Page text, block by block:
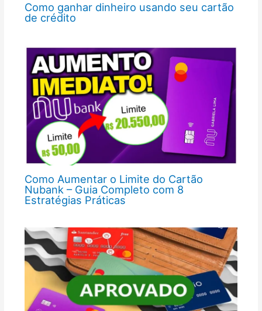
Como ganhar dinheiro usando seu cartão
de crédito
Como Aumentar o Limite do Cartão
Nubank – Guia Completo com 8
Estratégias Práticas